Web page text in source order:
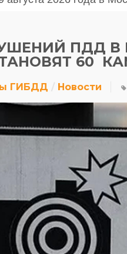
ПДД В
60
ГИБДД Новости